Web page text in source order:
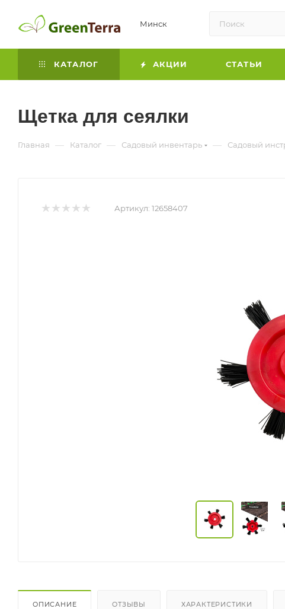
Минск
КАТАЛОГ АКЦИИ СТАТЬИ
Щетка для сеялки
Главная — Каталог — Садовый инвентарь — Садовый
Артикул: 12658407
ОПИСАНИЕ ОТЗЫВЫ ХАРАКТЕРИСТИКИ